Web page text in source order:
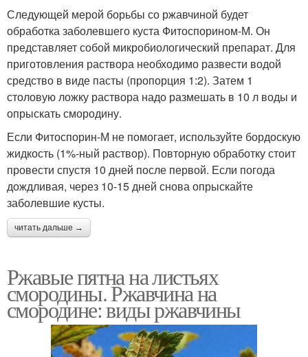
Следующей мерой борьбы со ржавчиной будет
обработка заболевшего куста Фитоспорином-М. Он
представляет собой микробиологический препарат. Для
приготовления раствора необходимо развести водой
средство в виде пасты (пропорция 1:2). Затем 1
столовую ложку раствора надо размешать в 10 л воды и
опрыскать смородину.
Если Фитоспорин-М не помогает, используйте бордоскую
жидкость (1%-ный раствор). Повторную обработку стоит
провести спустя 10 дней после первой. Если погода
дождливая, через 10-15 дней снова опрыскайте
заболевшие кусты.
читать дальше →
Ржавые пятна на листьях
смородины. Ржавчина на
смородине: виды ржавчины